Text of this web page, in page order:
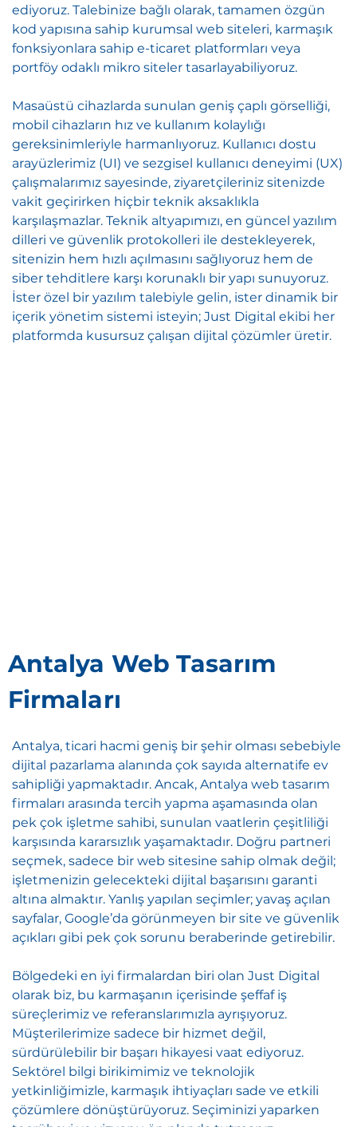
ediyoruz. Talebinize bağlı olarak, tamamen özgün
kod yapısına sahip kurumsal web siteleri, karmaşık
fonksiyonlara sahip e-ticaret platformları veya
portföy odaklı mikro siteler tasarlayabiliyoruz.
Masaüstü cihazlarda sunulan geniş çaplı görselliği,
mobil cihazların hız ve kullanım kolaylığı
gereksinimleriyle harmanlıyoruz. Kullanıcı dostu
arayüzlerimiz (UI) ve sezgisel kullanıcı deneyimi (UX)
çalışmalarımız sayesinde, ziyaretçileriniz sitenizde
vakit geçirirken hiçbir teknik aksaklıkla
karşılaşmazlar. Teknik altyapımızı, en güncel yazılım
dilleri ve güvenlik protokolleri ile destekleyerek,
sitenizin hem hızlı açılmasını sağlıyoruz hem de
siber tehditlere karşı korunaklı bir yapı sunuyoruz.
İster özel bir yazılım talebiyle gelin, ister dinamik bir
içerik yönetim sistemi isteyin; Just Digital ekibi her
platformda kusursuz çalışan dijital çözümler üretir.
Antalya Web Tasarım
Firmaları
Antalya, ticari hacmi geniş bir şehir olması sebebiyle
dijital pazarlama alanında çok sayıda alternatife ev
sahipliği yapmaktadır. Ancak, Antalya web tasarım
firmaları arasında tercih yapma aşamasında olan
pek çok işletme sahibi, sunulan vaatlerin çeşitliliği
karşısında kararsızlık yaşamaktadır. Doğru partneri
seçmek, sadece bir web sitesine sahip olmak değil;
işletmenizin gelecekteki dijital başarısını garanti
altına almaktır. Yanlış yapılan seçimler; yavaş açılan
sayfalar, Google’da görünmeyen bir site ve güvenlik
açıkları gibi pek çok sorunu beraberinde getirebilir.
Bölgedeki en iyi firmalardan biri olan Just Digital
olarak biz, bu karmaşanın içerisinde şeffaf iş
süreçlerimiz ve referanslarımızla ayrışıyoruz.
Müşterilerimize sadece bir hizmet değil,
sürdürülebilir bir başarı hikayesi vaat ediyoruz.
Sektörel bilgi birikimimiz ve teknolojik
yetkinliğimizle, karmaşık ihtiyaçları sade ve etkili
çözümlere dönüştürüyoruz. Seçiminizi yaparken